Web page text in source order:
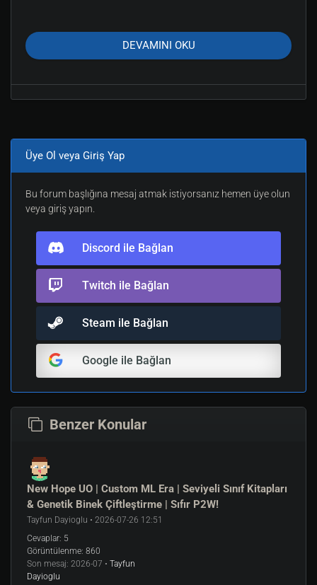
Staff, Cutlass, Scimitar, Bladed Staff)silahlarından
+15 her hangi 4 tanesi.
Bu konu Ramses- tarafından düzenlendi(2024-12-18
09:59, 1 yıl önce)
DEVAMINI OKU
Üye Ol veya Giriş Yap
Bu forum başlığına mesaj atmak istiyorsanız hemen üye olun
veya giriş yapın.
Discord ile Bağlan
Twitch ile Bağlan
Steam ile Bağlan
Google ile Bağlan
Benzer Konular
New Hope UO | Custom ML Era | Seviyeli Sınıf Kitapları
& Genetik Binek Çiftleştirme | Sıfır P2W!
Tayfun Dayioglu • 2026-07-26 12:51
Cevaplar: 5
Görüntülenme: 860
Son mesaj: 2026-07 • Tayfun
Dayioglu